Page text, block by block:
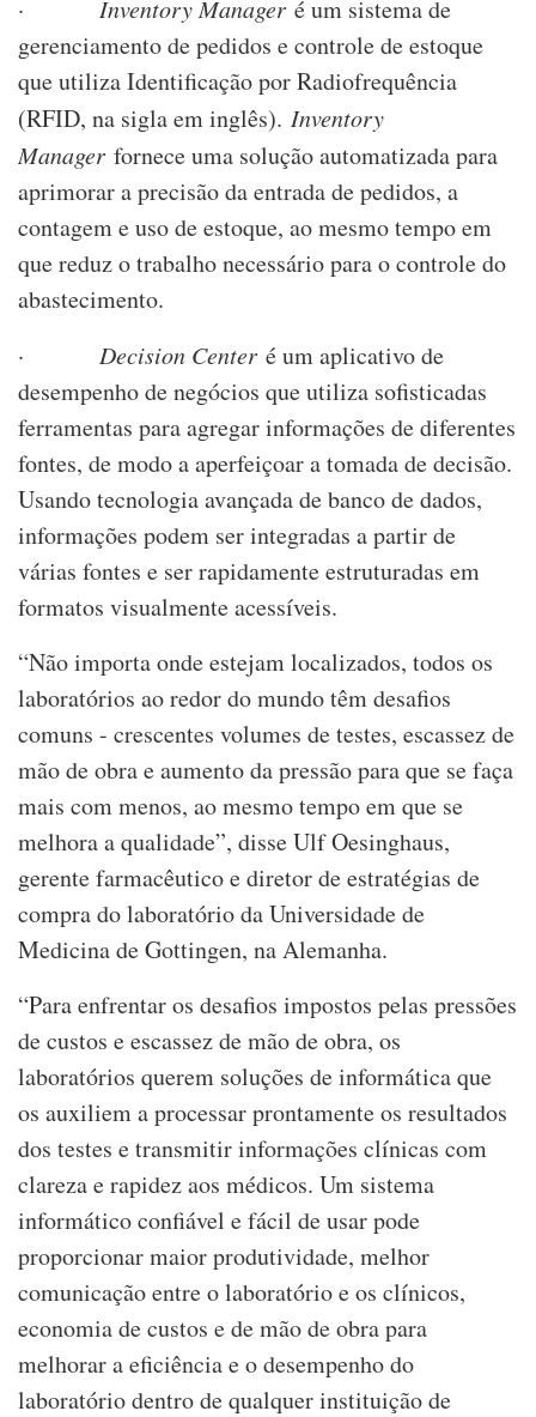
· Inventory Manager é um sistema de
gerenciamento de pedidos e controle de estoque
que utiliza Identificação por Radiofrequência
(RFID, na sigla em inglês). Inventory
Manager fornece uma solução automatizada para
aprimorar a precisão da entrada de pedidos, a
contagem e uso de estoque, ao mesmo tempo em
que reduz o trabalho necessário para o controle do
abastecimento.
· Decision Center é um aplicativo de
desempenho de negócios que utiliza sofisticadas
ferramentas para agregar informações de diferentes
fontes, de modo a aperfeiçoar a tomada de decisão.
Usando tecnologia avançada de banco de dados,
informações podem ser integradas a partir de
várias fontes e ser rapidamente estruturadas em
formatos visualmente acessíveis.
“Não importa onde estejam localizados, todos os
laboratórios ao redor do mundo têm desafios
comuns - crescentes volumes de testes, escassez de
mão de obra e aumento da pressão para que se faça
mais com menos, ao mesmo tempo em que se
melhora a qualidade”, disse Ulf Oesinghaus,
gerente farmacêutico e diretor de estratégias de
compra do laboratório da Universidade de
Medicina de Gottingen, na Alemanha.
“Para enfrentar os desafios impostos pelas pressões
de custos e escassez de mão de obra, os
laboratórios querem soluções de informática que
os auxiliem a processar prontamente os resultados
dos testes e transmitir informações clínicas com
clareza e rapidez aos médicos. Um sistema
informático confiável e fácil de usar pode
proporcionar maior produtividade, melhor
comunicação entre o laboratório e os clínicos,
economia de custos e de mão de obra para
melhorar a eficiência e o desempenho do
laboratório dentro de qualquer instituição de